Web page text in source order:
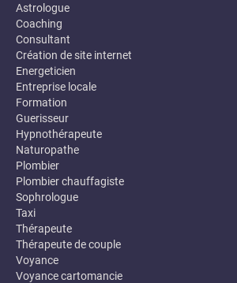
Astrologue
Coaching
Consultant
Création de site internet
Energeticien
Entreprise locale
Formation
Guerisseur
Hypnothérapeute
Naturopathe
Plombier
Plombier chauffagiste
Sophrologue
Taxi
Thérapeute
Thérapeute de couple
Voyance
Voyance cartomancie